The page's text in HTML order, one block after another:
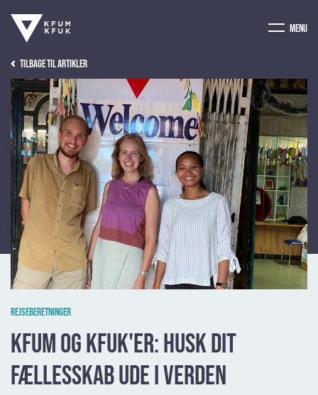
Menu
Tilbage til artikler
Billede af: Sebastian Kiær og Birka Pind
Rejseberetninger
KFUM og KFUK'er: Husk dit
fællesskab ude i verden